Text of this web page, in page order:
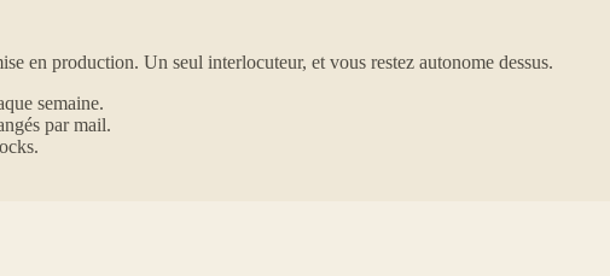
en production. Un seul interlocuteur, et vous restez autonome dessus.
semaine.
par mail.